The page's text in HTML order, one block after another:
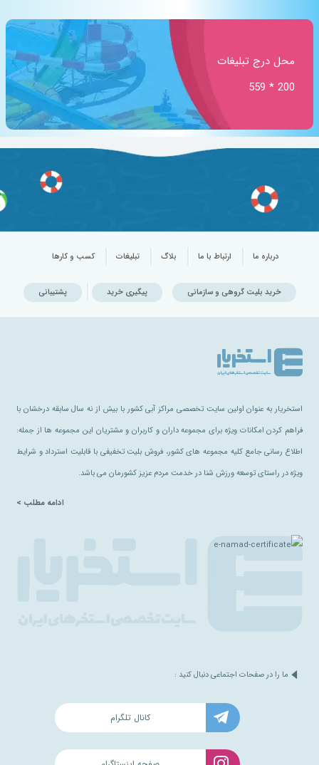
محل درج تبلیغات
200 * 559
درباره ما ارتباط با ما بلاگ تبلیغات کسب و کارها
خرید بلیت گروهی و سازمانی پیگیری خرید پشتیبانی
استخریار به عنوان اولین سایت تخصصی مراکز آبی کشور با بیش از نه سال سابقه درخشان با
فراهم کردن امکانات ویژه برای مجموعه داران و کاربران و مشتریان این مجموعه ها از جمله:
اطلاع رسانی جامع کلیه مجموعه های کشور، فروش بلیت تخفیفی با قابلیت استرداد و شرایط
ویژه در راستای توسعه ورزش شنا در خدمت مردم عزیز کشورمان می باشد.
ادامه مطلب >
ما را در صفحات اجتماعی دنبال کنید :
کانال تلگرام